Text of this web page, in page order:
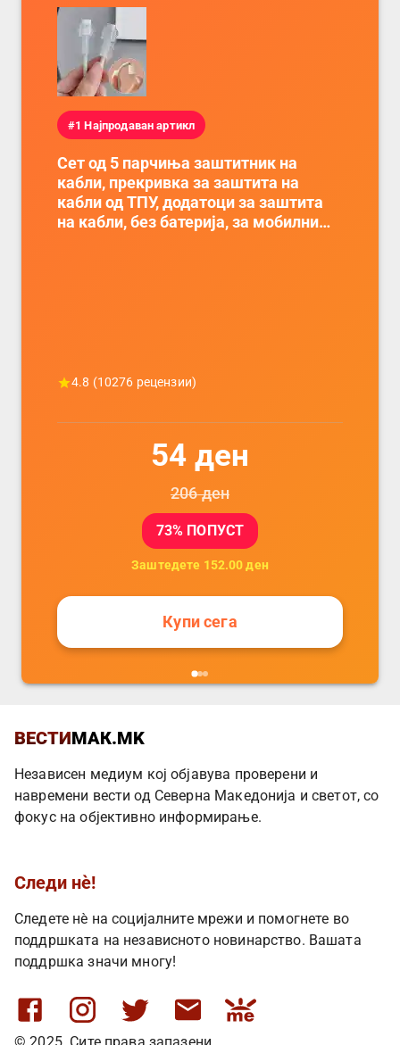
#1 Најпродаван артикл
Сет од 5 парчиња заштитник на
кабли, прекривка за заштита на
кабли од ТПУ, додатоци за заштита
на кабли, без батерија, за мобилни
4.8 (10276 рецензии)
54 ден
206ден
73% ПОПУСТ
Заштедете 152.00 ден
Купи сега
ВЕСТИМАК.MK
Независен медиум кој објавува проверени и
навремени вести од Северна Македонија и светот, со
фокус на објективно информирање.
Следи нè!
Следете нè на социјалните мрежи и помогнете во
поддршката на независното новинарство. Вашата
поддршка значи многу!